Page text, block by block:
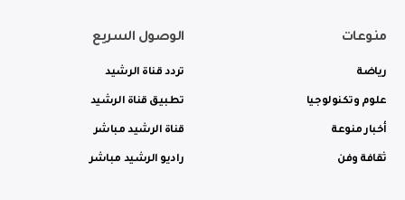
منوعات
رياضة
علوم وتكنولوجيا
أخبار منوعة
ثقافة وفن
الوصول السريع
تردد قناة الرشيد
تطبيق قناة الرشيد
قناة الرشيد مباشر
راديو الرشيد مباشر